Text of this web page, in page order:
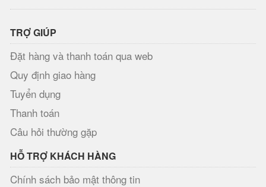
TRỢ GIÚP
Đặt hàng và thanh toán qua web
Quy định giao hàng
Tuyển dụng
Thanh toán
Câu hỏi thường gặp
HỖ TRỢ KHÁCH HÀNG
Chính sách bảo mật thông tin